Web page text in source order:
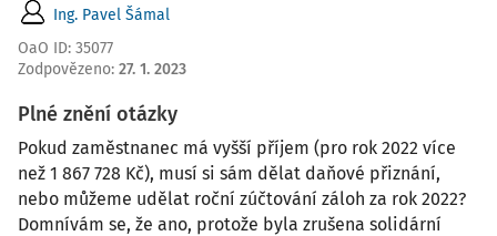
Ing. Pavel Šámal
OaO ID: 35077
Zodpovězeno: 27. 1. 2023
Plné znění otázky
Pokud zaměstnanec má vyšší příjem (pro rok 2022 více
než 1 867 728 Kč), musí si sám dělat daňové přiznání,
nebo můžeme udělat roční zúčtování záloh za rok 2022?
Domnívám se, že ano, protože byla zrušena solidární